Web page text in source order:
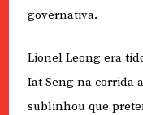
governativa.
Lionel Leong era
Iat Seng na corrida
sublinhou que